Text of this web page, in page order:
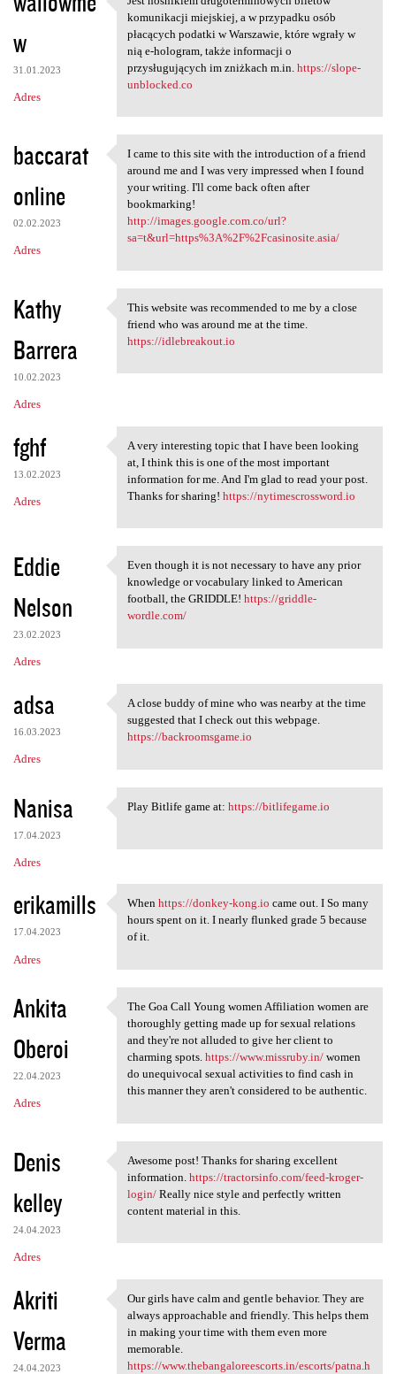
w
31.01.2023
Adres
Jest nośnikiem
komunikacji miejskiej, a w przypadku osób
płacących podatki w Warszawie, które wgrały w
nią e-hologram, także informacji o
przysługujących im zniżkach m.in. https://slope-
unblocked.co
baccarat
online
02.02.2023
Adres
I came to this site with the
I came to this site with the introduction of a friend
around me and I was very impressed when I found
your writing. I'll come back often after
bookmarking!
http://images.google.com.co/url?
sa=t&url=https%3A%2F%2Fcasinosite.asia/
Kathy
Barrera
10.02.2023
Adres
This website was recommended
This website was recommended to me by a close
friend who was around me at the time.
https://idlebreakout.io
fghf
13.02.2023
Adres
A very interesting topic that
A very interesting topic that I have been looking
at, I think this is one of the most important
information for me. And I'm glad to read your post.
Thanks for sharing! https://nytimescrossword.io
Eddie
Nelson
23.02.2023
Adres
Even though it is not
Even though it is not necessary to have any prior
knowledge or vocabulary linked to American
football, the GRIDDLE! https://griddle-
wordle.com/
adsa
16.03.2023
Adres
A close buddy of mine who was
A close buddy of mine who was nearby at the time
suggested that I check out this webpage.
https://backroomsgame.io
Nanisa
17.04.2023
Adres
Play Bitlife game at: https:/
Play Bitlife game at: https://bitlifegame.io
erikamills
17.04.2023
Adres
When https://donkey-kong.io
When https://donkey-kong.io came out. I So many
hours spent on it. I nearly flunked grade 5 because
of it.
Ankita
Oberoi
22.04.2023
Adres
The Goa Call Young women
The Goa Call Young women Affiliation women are
thoroughly getting made up for sexual relations
and they're not alluded to give her client to
charming spots. https://www.missruby.in/women
do unequivocal sexual activities to find cash in
this manner they aren't considered to be authentic.
Denis
kelley
24.04.2023
Adres
Awesome post! Thanks for
Awesome post! Thanks for sharing excellent
information. https://tractorsinfo.com/feed-kroger-
login/Really nice style and perfectly written
content material in this.
Akriti
Verma
24.04.2023
Our girls have calm and
Our girls have calm and gentle behavior. They are
always approachable and friendly. This helps them
in making your time with them even more
memorable.
https://www.thebangaloreescorts.in/escorts/patna.h